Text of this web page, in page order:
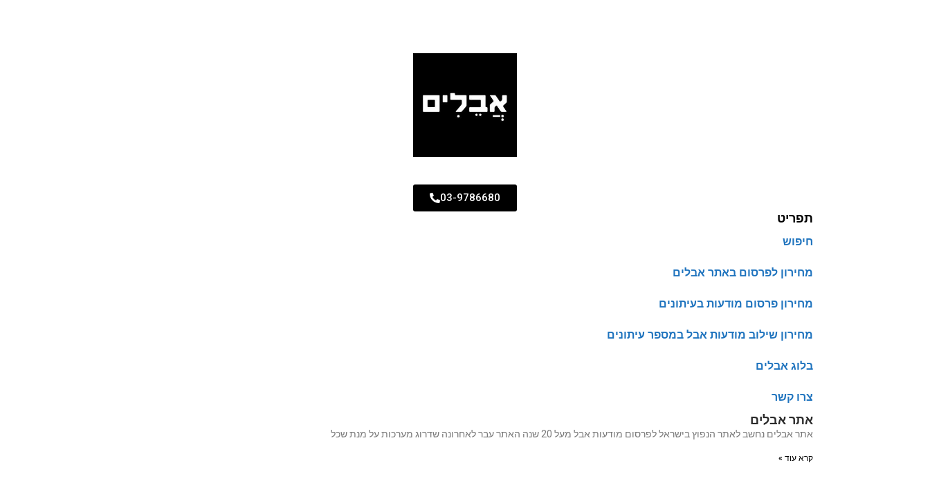
03-9786680
תפריט
חיפוש
מחירון לפרסום באתר אבלים
מחירון פרסום מודעות בעיתונים
מחירון שילוב מודעות אבל במספר עיתונים
בלוג אבלים
צרו קשר
אתר אבלים
אתר אבלים נחשב לאתר הנפוץ בישראל לפרסום מודעות אבל מעל 20 שנה האתר עבר לאחרונה שדרוג מערכות על מנת שכל
קרא עוד »